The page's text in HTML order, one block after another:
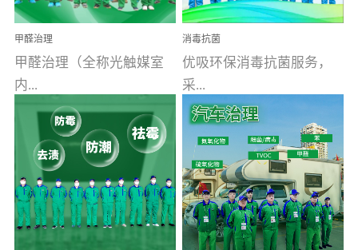
甲醛治理
甲醛治理（全称光触媒室
内...
空气污染净化治理）工业
文明的进步，创造了多姿
多彩的家居产品和生活情
调，但也带来了以甲醛为
首的室内...
消毒抗菌
优吸环保消毒抗菌服务，
采...
用行业公认奥维牌消毒
液，具备杀死人体冠状病
毒的功效，杀菌率
99.99%。相对于传统消毒
液来说，无...